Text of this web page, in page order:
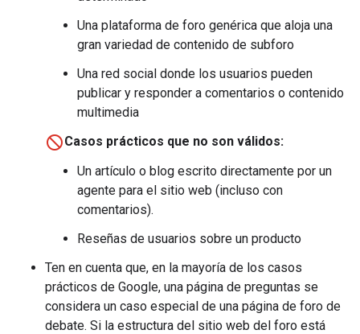
Una plataforma de foro genérica que aloja una
gran variedad de contenido de subforo
Una red social donde los usuarios pueden
publicar y responder a comentarios o contenido
multimedia
Casos prácticos que no son válidos:
Un artículo o blog escrito directamente por un
agente para el sitio web (incluso con
comentarios).
Reseñas de usuarios sobre un producto
Ten en cuenta que, en la mayoría de los casos
prácticos de Google, una página de preguntas se
considera un caso especial de una página de foro de
debate. Si la estructura del sitio web del foro está